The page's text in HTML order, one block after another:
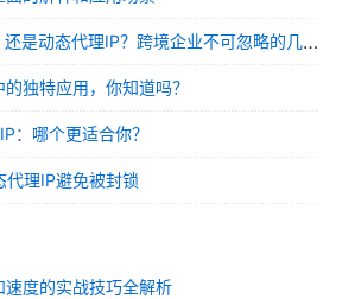
选固定IP（静态代理IP）还是动态代理IP？跨境企业不可忽略的几点
独特应用，你知道吗？
：哪个更适合你？
代理IP避免被封锁
度的实战技巧全解析